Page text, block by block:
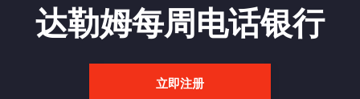
达勒姆每周电话银行
立即注册